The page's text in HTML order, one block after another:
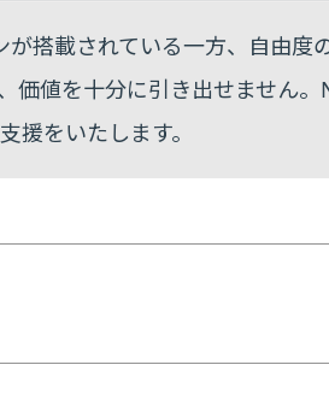
搭載されている一方、自由度
価値を十分に引き出せません。
援をいたします。